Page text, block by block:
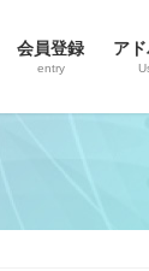
会員登録
entry
ア